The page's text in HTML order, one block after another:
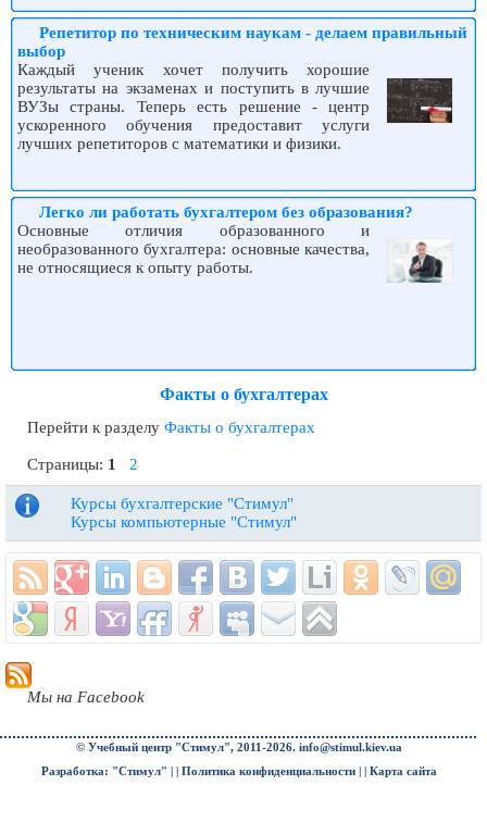
Репетитор по техническим наукам - делаем правильный
выбор
Каждый ученик хочет получить хорошие
результаты на экзаменах и поступить в лучшие
ВУЗы страны. Теперь есть решение - центр
ускоренного обучения предоставит услуги
лучших репетиторов с математики и физики.
Легко ли работать бухгалтером без образования?
Основные отличия образованного и
необразованного бухгалтера: основные качества,
не относящиеся к опыту работы.
Факты о бухгалтерах
Перейти к разделу Факты о бухгалтерах
Страницы: 1 2
Курсы бухгалтерские "Стимул"
Курсы компьютерные "Стимул"
Мы на Facebook
© Учебный центр "Стимул", 2011-2026. info@stimul.kiev.ua
Разработка: "Стимул" | | Политика конфиденциальности| | Карта сайта